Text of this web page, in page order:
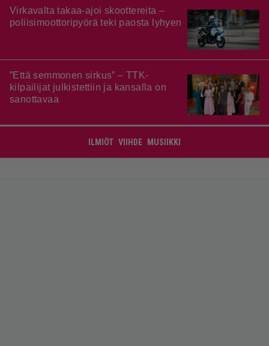
Virkavalta takaa-ajoi skoottereita –
poliisimoottoripyörä teki paosta lyhyen
”Että semmonen sirkus” – TTK-
kilpailijat julkistettiin ja kansalla on
sanottavaa
ILMIÖT VIIHDE MUSIIKKI